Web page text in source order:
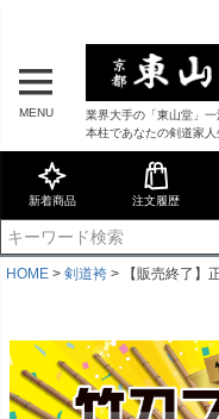
MENU
業界大手の「東山堂」
本柱であなたの剣道家人
新着商品 注文履歴
HOME 剣道袴 【販売終了】